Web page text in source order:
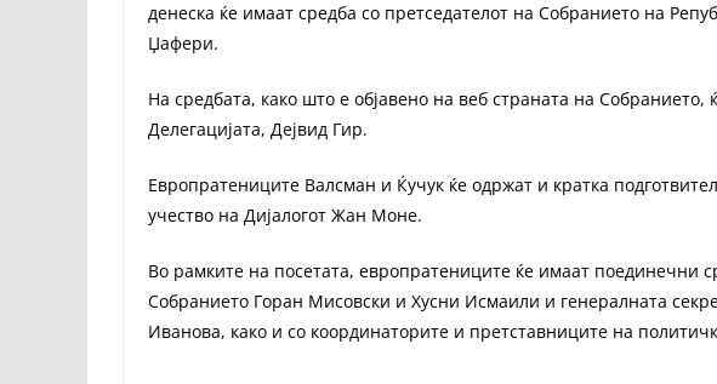
денеска ќе имаат средба со претседателот на Собранието на
Џафери.
На средбата, како што е објавено на веб страната на Собранието,
Делегацијата, Дејвид Гир.
Европратениците Валсман и Ќучук ќе одржат и кратка
учество на Дијалогот Жан Моне.
Во рамките на посетата, европратениците ќе имаат поединечни
Собранието Горан Мисовски и Хусни Исмаили и генералната
Иванова, како и со координаторите и претставниците на